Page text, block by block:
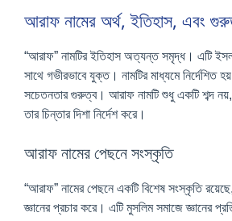
আরাফ নামের অর্থ, ইতিহাস, এবং
“আরাফ” নামটির ইতিহাস অত্যন্ত সমৃদ্ধ। এটি
সাথে গভীরভাবে যুক্ত। নামটির মাধ্যমে নির্দেশিত
সচেতনতার গুরুত্ব। আরাফ নামটি শুধু একটি শব্দ নয়,
তার চিন্তার দিশা নির্দেশ করে।
আরাফ নামের পেছনে সংস্কৃতি
“আরাফ” নামের পেছনে একটি বিশেষ সংস্কৃতি
জ্ঞানের প্রচার করে। এটি মুসলিম সমাজে জ্ঞানের